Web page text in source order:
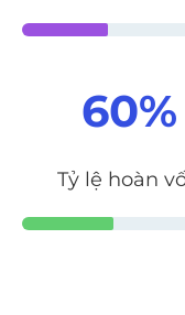
Tỷ lệ hoàn
60%